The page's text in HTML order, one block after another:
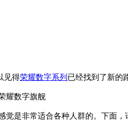
见得荣耀数字系列 已经找到了新的
是非常适合各种人群的。下面